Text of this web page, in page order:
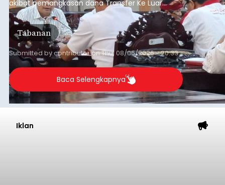
akibat pemangkasan dana Transfer Ke Luar
Daerah (TKD) dari pemerintah pusat.
Tabanan
Submitted bycontributoronThu, 08/06/2026 - 20:33
Baca Selengkapnya
Iklan